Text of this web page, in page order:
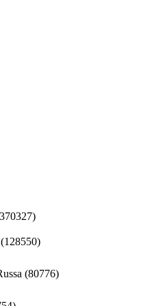
(80776)